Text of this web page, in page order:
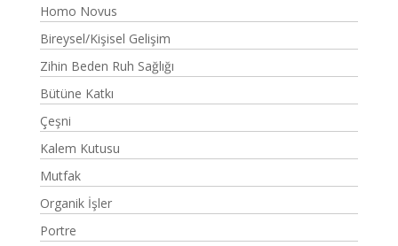
Homo Novus
Bireysel/Kişisel Gelişim
Zihin Beden Ruh Sağlığı
Bütüne Katkı
Çeşni
Kalem Kutusu
Mutfak
Organik İşler
Portre